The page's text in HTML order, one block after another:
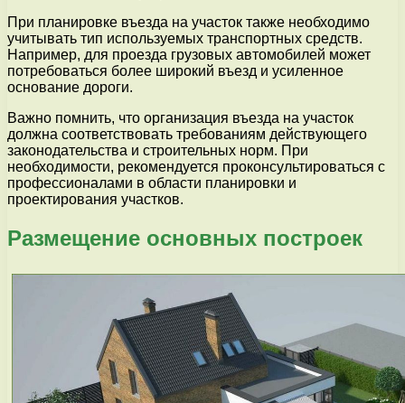
При планировке въезда на участок также необходимо
учитывать тип используемых транспортных средств.
Например, для проезда грузовых автомобилей может
потребоваться более широкий въезд и усиленное
основание дороги.
Важно помнить, что организация въезда на участок
должна соответствовать требованиям действующего
законодательства и строительных норм. При
необходимости, рекомендуется проконсультироваться с
профессионалами в области планировки и
проектирования участков.
Размещение основных построек